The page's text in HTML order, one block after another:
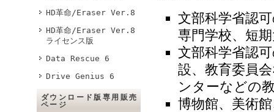
HD革命/Eraser Ver.8
HD革命/Eraser Ver.8
ライセンス版
Data Rescue 6
Drive Genius 6
ダウンロード版専用販売
ページ
文部科学省認
専門学校、短
文部科学省認
設、教育委員
ンターなどの
博物館、美術